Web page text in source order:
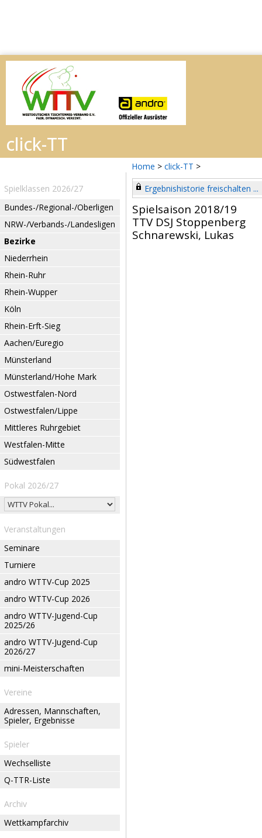
Home > click-TT >
Spielklassen 2026/27
Bundes-/Regional-/Oberligen
NRW-/Verbands-/Landesligen
Bezirke
Niederrhein
Rhein-Ruhr
Rhein-Wupper
Köln
Rhein-Erft-Sieg
Aachen/Euregio
Münsterland
Münsterland/Hohe Mark
Ostwestfalen-Nord
Ostwestfalen/Lippe
Mittleres Ruhrgebiet
Westfalen-Mitte
Südwestfalen
Pokal 2026/27
Veranstaltungen
Seminare
Turniere
andro WTTV-Cup 2025
andro WTTV-Cup 2026
andro WTTV-Jugend-Cup
2025/26
andro WTTV-Jugend-Cup
2026/27
mini-Meisterschaften
Vereine
Adressen, Mannschaften,
Spieler, Ergebnisse
Spieler
Wechselliste
Q-TTR-Liste
Archiv
Wettkampfarchiv
Ergebnishistorie freischalten ...
Spielsaison 2018/19
TTV DSJ Stoppenberg
Schnarewski, Lukas